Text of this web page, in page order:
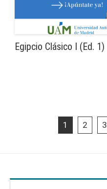
Egipcio Clásico I (Ed. 1)
1 2 3